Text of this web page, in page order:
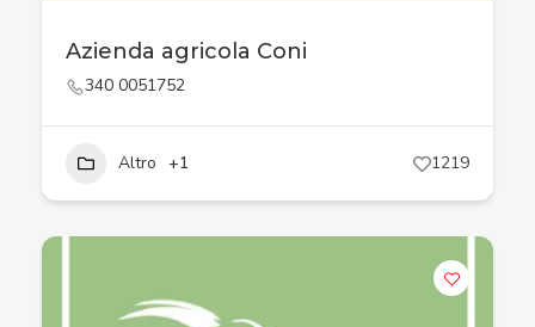
Azienda agricola Coni
340 0051752
Altro +1 1219